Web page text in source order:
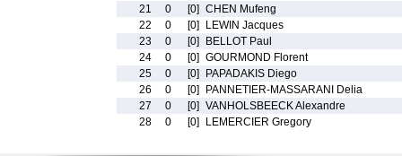
21
0 [0] CHEN Mufeng
22
0 [0]
LEWIN Jacques
23
0 [0]
BELLOT Paul
24
0 [0] GOURMOND Florent
25
0 [0]
PAPADAKIS Diego
26
0 [0]
PANNETIER-MASSARANI Delia
27
0 [0] VANHOLSBEECK Alexandre
28
0 [0] LEMERCIER Gregory